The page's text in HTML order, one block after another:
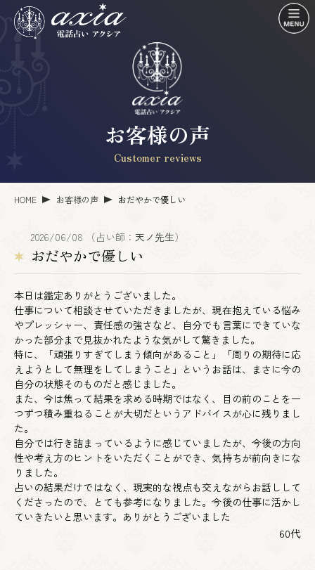
お客様の声
Customer reviews
HOME お客様の声 おだやかで優しい
2026/06/08 （占い師： 天ノ先生）
おだやかで優しい
本日は鑑定ありがとうございました。
仕事について相談させていただきましたが、現在抱えている悩み
やプレッシャー、責任感の強さなど、自分でも言葉にできていな
かった部分まで見抜かれたような気がして驚きました。
特に、「頑張りすぎてしまう傾向があること」「周りの期待に応
えようとして無理をしてしまうこと」というお話は、まさに今の
自分の状態そのものだと感じました。
また、今は焦って結果を求める時期ではなく、目の前のことを一
つずつ積み重ねることが大切だというアドバイスが心に残りまし
た。
自分では行き詰まっているように感じていましたが、今後の方向
性や考え方のヒントをいただくことができ、気持ちが前向きにな
りました。
占いの結果だけではなく、現実的な視点も交えながらお話しして
くださったので、とても参考になりました。今後の仕事に活かし
ていきたいと思います。ありがとうございました
60代